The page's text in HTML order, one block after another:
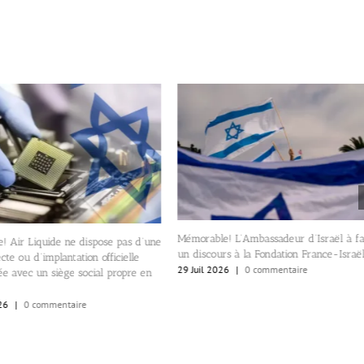
Air Liquide ne dispose pas d’une
ou d’implantation officielle
avec un siège social propre en
| 0 commentaire
Mémorable! L’Ambassadeur d’Israël à
un discours à la Fondation France-
29 Juil 2026 | 0 commentaire